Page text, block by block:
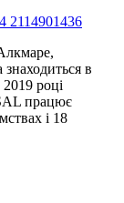
2114901436
в
році
працює
і 18